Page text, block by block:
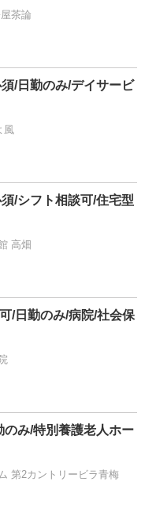
茶論
/日勤のみ/デイサービ
風
/シフト相談可/住宅型
高畑
/日勤のみ/病院/社会保
のみ/特別養護老人ホー
第2カントリービラ青梅